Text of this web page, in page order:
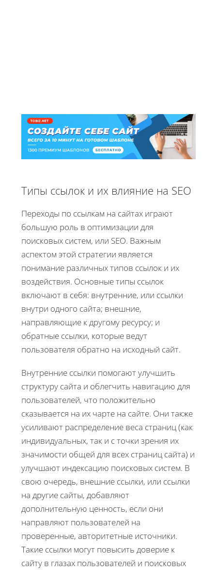
Типы ссылок и их влияние на SEO
Переходы по ссылкам на сайтах играют
большую роль в оптимизации для
поисковых систем, или SEO. Важным
аспектом этой стратегии является
понимание различных типов ссылок и их
воздействия. Основные типы ссылок
включают в себя: внутренние, или ссылки
внутри одного сайта; внешние,
направляющие к другому ресурсу; и
обратные ссылки, которые ведут
пользователя обратно на исходный сайт.
Внутренние ссылки помогают улучшить
структуру сайта и облегчить навигацию для
пользователей, что положительно
сказывается на их чарте на сайте. Они также
усиливают распределение веса страниц (как
индивидуальных, так и с точки зрения их
значимости общей для всех страниц сайта) и
улучшают индексацию поисковых систем. В
свою очередь, внешние ссылки, или ссылки
на другие сайты, добавляют
дополнительную ценность, если они
направляют пользователей на
проверенные, авторитетные источники.
Такие ссылки могут повысить доверие к
сайту в глазах пользователей и поисковых